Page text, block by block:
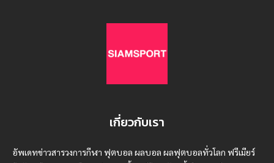
เกี่ยวกับเรา
อัพเดทข่าวสารวงการกีฬา ฟุตบอล ผลบอล ผลฟุตบอลทั่วโลก ฟรีเมียร์